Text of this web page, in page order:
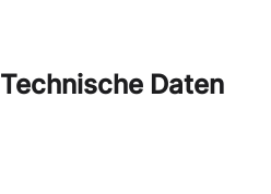
Technische Daten